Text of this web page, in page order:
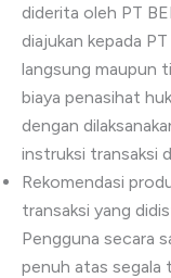
diderita oleh PT
diajukan kepada
langsung maupun
biaya penasihat
dengan
instruksi transaksi
Rekomendasi
transaksi yang
Pengguna secara
penuh atas segala